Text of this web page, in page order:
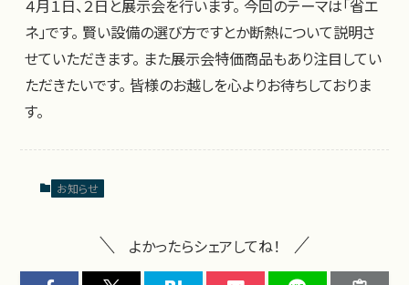
４月１日、２日と展示会を行います。 今回のテーマは「省エ
ネ」です。 賢い設備の選び方ですとか断熱について説明さ
せていただきます。 また展示会特価商品もあり注目してい
ただきたいです。 皆様のお越しを心よりお待ちしておりま
す。
お知らせ
よかったらシェアしてね！